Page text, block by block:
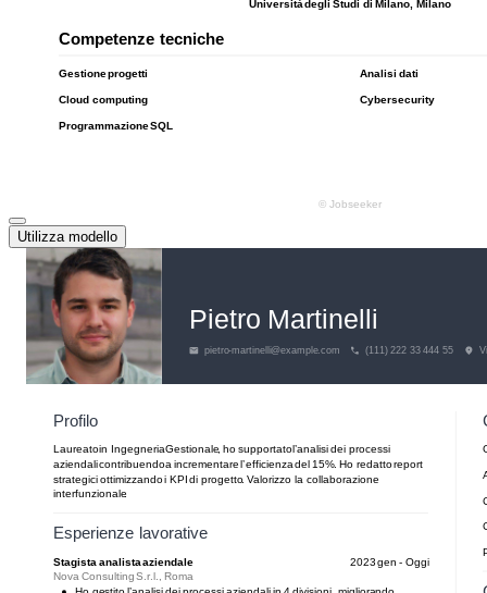
Utilizza modello